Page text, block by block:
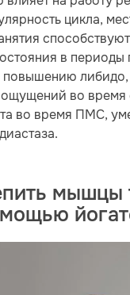
цикла,
в периоды
повышению
во время
во время ПМС,
мышцы